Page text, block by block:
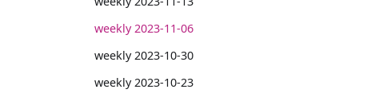
weekly 2023-11-06
weekly 2023-10-30
weekly 2023-10-23